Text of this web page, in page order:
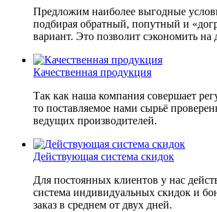
Предложим наиболее выгодные
подбирая обратный, попутный и
вариант. Это позволит сэкономить на
Качественная продукция
Так как наша компания совершает
то поставляемое нами сырьё
ведущих производителей.
Действующая система скидок
Для постоянных клиентов у нас
система индивидуальных скидок и
заказ в среднем от двух дней.